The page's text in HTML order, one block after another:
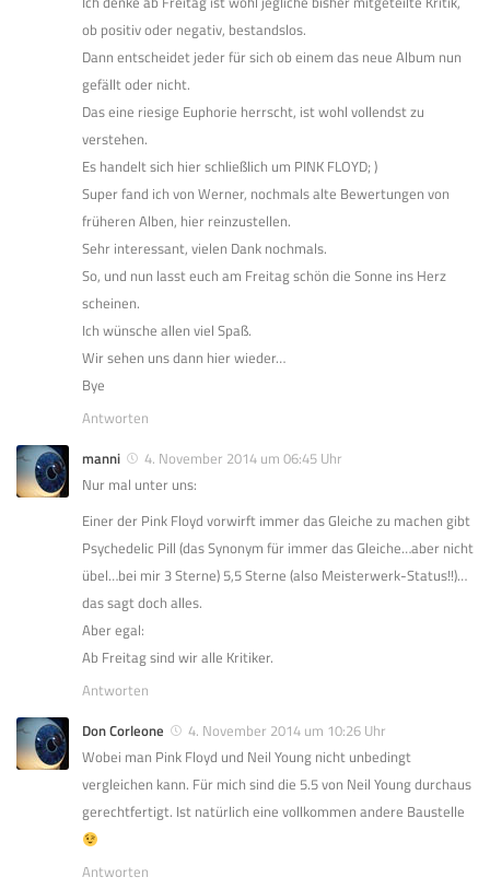
ob positiv oder negativ, bestandslos.
Dann entscheidet jeder für sich ob einem das neue Album nun
gefällt oder nicht.
Das eine riesige Euphorie herrscht, ist wohl vollendst zu
verstehen.
Es handelt sich hier schließlich um PINK FLOYD; )
Super fand ich von Werner, nochmals alte Bewertungen von
früheren Alben, hier reinzustellen.
Sehr interessant, vielen Dank nochmals.
So, und nun lasst euch am Freitag schön die Sonne ins Herz
scheinen.
Ich wünsche allen viel Spaß.
Wir sehen uns dann hier wieder…
Bye
Antworten
manni
4. November 2014 um 06:45 Uhr
Nur mal unter uns:
Einer der Pink Floyd vorwirft immer das Gleiche zu machen gibt
Psychedelic Pill (das Synonym für immer das Gleiche…aber nicht
übel…bei mir 3 Sterne) 5,5 Sterne (also Meisterwerk-Status!!)…
das sagt doch alles.
Aber egal:
Ab Freitag sind wir alle Kritiker.
Antworten
Don Corleone
4. November 2014 um 10:26 Uhr
Wobei man Pink Floyd und Neil Young nicht unbedingt
vergleichen kann. Für mich sind die 5.5 von Neil Young durchaus
gerechtfertigt. Ist natürlich eine vollkommen andere Baustelle
Antworten